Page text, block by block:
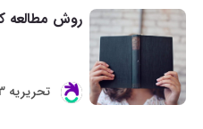
روش مطالعه
تحريريه 3گام